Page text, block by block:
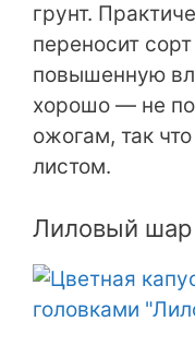
грунт.
переносит
повышенную
хорошо — не
ожогам, так
листом.
Лиловый шар